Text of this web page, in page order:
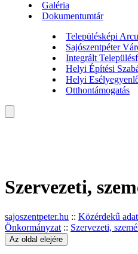
Galéria
Dokumentumtár
Településképi
Sajószentpéter
Integrált
Helyi Építési
Helyi
Otthontámogatás
Szervezeti,
sajoszentpeter.hu :: Közérdekű
Önkormányzat :: Szervezeti,
Az oldal elejére